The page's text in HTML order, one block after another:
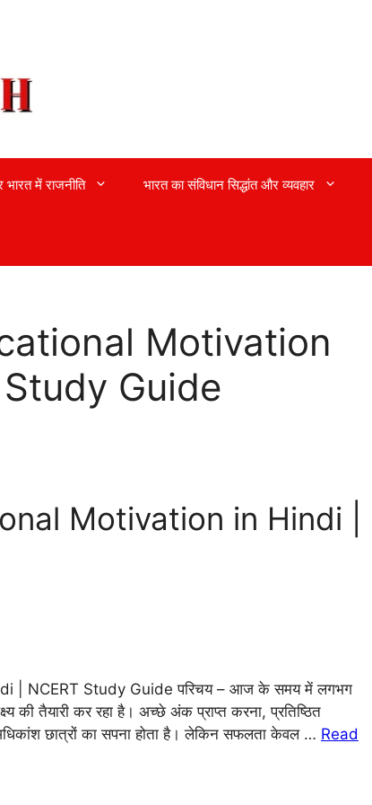
भारत में राजनीति भारत का संविधान सिद्धांत और व्यवहार
Motivation
Guide
Motivation in Hindi |
| NCERT Study Guide परिचय – आज के समय में लगभग
की तैयारी कर रहा है। अच्छे अंक प्राप्त करना, प्रतिष्ठित
छात्रों का सपना होता है। लेकिन सफलता केवल … Read